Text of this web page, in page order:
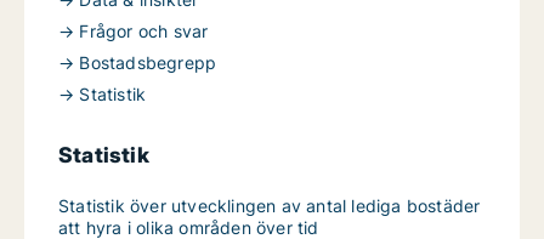
→ Frågor och svar
→ Bostadsbegrepp
→ Statistik
Statistik
Statistik över utvecklingen av antal lediga bostäder
att hyra i olika områden över tid